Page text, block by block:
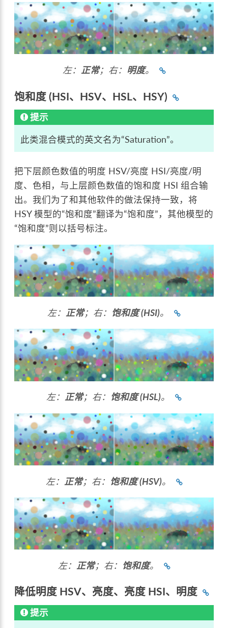
左： 正常；右： 明度。
饱和度 (HSI、HSV、HSL、HSY)
提示
此类混合模式的英文名为“Saturation”。
把下层颜色数值的明度 HSV/亮度 HSI/亮度/明
度、色相，与上层颜色数值的饱和度 HSI 组合输
出。我们为了和其他软件的做法保持一致，将
HSY 模型的“饱和度”翻译为“饱和度”，其他模型的
“饱和度”则以括号标注。
左： 正常；右： 饱和度 (HSI)。
左： 正常；右： 饱和度 (HSL)。
左： 正常；右： 饱和度 (HSV)。
左： 正常；右： 饱和度。
降低明度 HSV、亮度、亮度 HSI、明度
提示